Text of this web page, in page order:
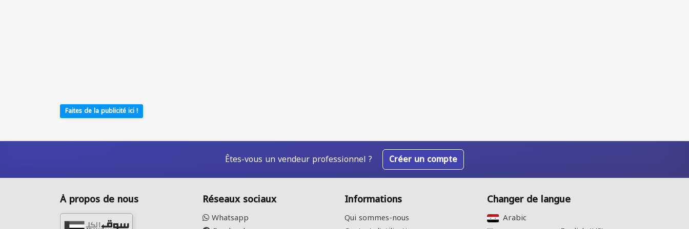
Faites de la publicité ici !
Êtes-vous un vendeur professionnel ? Créer un compte
À propos de nous Réseaux sociaux
Whatsapp
Informations
Qui sommes-nous
Changer de langue
Arabic‎